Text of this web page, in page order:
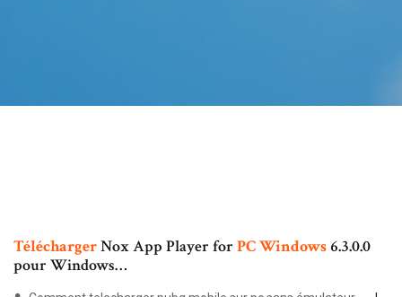
TéléchargerNox App Player for PCWindows 6.3.0.0
pour Windows…